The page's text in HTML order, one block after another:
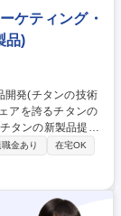
ケティング・
品)
タンの新製品提案
の課題を解決する
新規ニーズの調査
料を用いた解決策
場拡販 入社後はま
職金あり
在宅OK